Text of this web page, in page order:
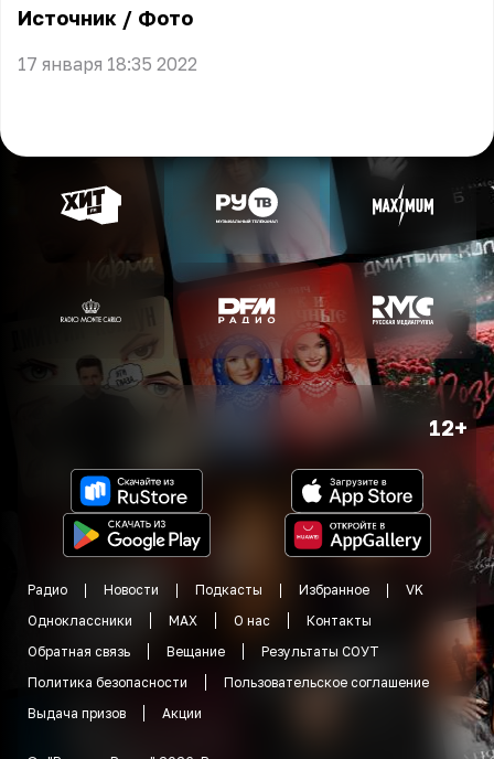
Источник / Фото
17 января 18:35 2022
12+
Радио Новости Подкасты Избранное
VK
Одноклассники
MAX О нас
Контакты
Обратная связь
Вещание
Результаты СОУТ
Политика безопасности
Пользовательское соглашение
Выдача призов
Акции